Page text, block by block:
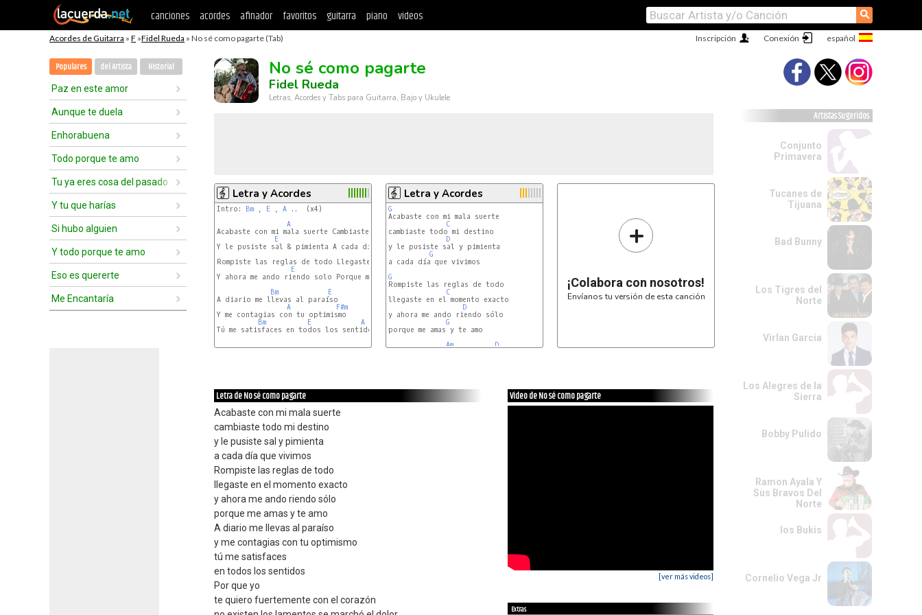
canciones acordes afinador favoritos guitarra piano videos ⚲
Acordes de Guitarra » F »Fidel Rueda » No sé como pagarte (Tab) Conexión
Inscripción
Populares del Artista Historial
Paz en este amor
Aunque te duela
Enhorabuena
Todo porque te amo
Tu ya eres cosa del pasado
Y tu que harías
Si hubo alguien
Y todo porque te amo
Eso es quererte
Me Encantaría
No sé como pagarte
Fidel Rueda
Letras, Acordes y Tabs para Guitarra, Bajo y Ukulele
Letra y Acordes
Intro: Bm , E , A ..  (x4)
A
Acabaste con mi mala suerte Cambiaste todo mi destino
E
Y le pusiste sal & pimienta A cada día que vivimos
D
Rompiste las reglas de todo Llegaste en el momento exacto
E
Y ahora me ando riendo solo Porque me amas & te amo
Bm
E
A diario me llevas al paraíso
A
F#m
Y me contagias con tu optimismo
Bm
E A
Tú me satisfaces en todos los sentidos
Letra y Acordes
G
C
cambiaste todo mi destino
D
y le pusiste sal y pimienta
G
a cada día que vivimos
G
C
llegaste en el momento exacto
D
y ahora me ando riendo sólo
G
porque me amas y te amo
Am
D
+
¡Colabora con nosotros!
Envíanos tu versión de esta canción
Letra de No sé como pagarte
Acabaste con mi mala suerte
cambiaste todo mi destino
y le pusiste sal y pimienta
a cada día que vivimos
Rompiste las reglas de todo
llegaste en el momento exacto
y ahora me ando riendo sólo
porque me amas y te amo
A diario me llevas al paraíso
y me contagias con tu optimismo
tú me satisfaces
en todos los sentidos
Por que yo
te quiero fuertemente con el corazón
Video de No sé como pagarte
[ver más videos]
Extras
Artistas Sugeridos
Conjunto
Primavera
Tucanes de
Tijuana
Bad Bunny
Los Tigres del
Norte
Virlan Garcia
Los Alegres de la
Sierra
Bobby Pulido
Ramon Ayala Y
Sus Bravos Del
Norte
los Bukis
Cornelio Vega Jr